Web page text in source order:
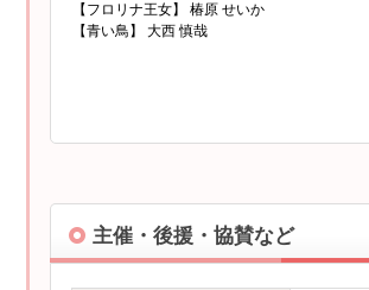
【フロリナ王女】 椿原 せいか
【青い鳥】 大西 慎哉
主催・後援・協賛など